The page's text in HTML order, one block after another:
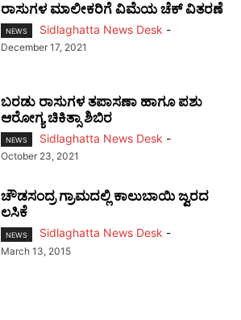
ರಾಸುಗಳ ಮಾಲೀಕರಿಗೆ ವಿಮೆಯ ಚೆಕ್ ವಿತರಣೆ
NEWS Sidlaghatta News Desk -
December 17, 2021
ಬರಡು ರಾಸುಗಳ ತಪಾಸಣಾ ಹಾಗೂ ಪಶು
ಆರೋಗ್ಯ ಚಿಕಿತ್ಸಾ ಶಿಬಿರ
NEWS Sidlaghatta News Desk -
October 23, 2021
ಚೌಡಸಂದ್ರ ಗ್ರಾಮದಲ್ಲಿ ಕಾಲುಬಾಯಿ ಜ್ವರದ
ಲಸಿಕೆ
NEWS Sidlaghatta News Desk -
March 13, 2015